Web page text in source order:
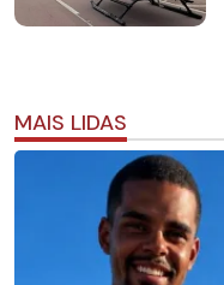
MAIS LIDAS